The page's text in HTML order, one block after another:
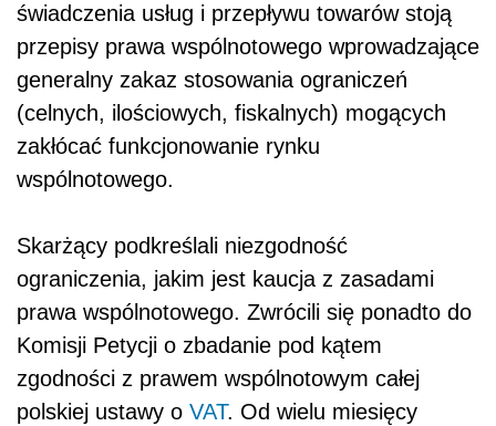
świadczenia usług i przepływu towarów stoją
przepisy prawa wspólnotowego wprowadzające
generalny zakaz stosowania ograniczeń
(celnych, ilościowych, fiskalnych) mogących
zakłócać funkcjonowanie rynku
wspólnotowego.
Skarżący podkreślali niezgodność
ograniczenia, jakim jest kaucja z zasadami
prawa wspólnotowego. Zwrócili się ponadto do
Komisji Petycji o zbadanie pod kątem
zgodności z prawem wspólnotowym całej
polskiej ustawy o VAT. Od wielu miesięcy